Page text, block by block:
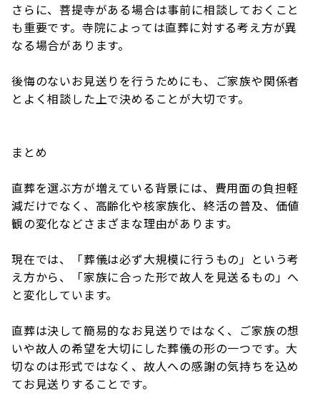
さらに、菩提寺がある場合は事前に相談しておくこと
も重要です。寺院によっては直葬に対する考え方が異
なる場合があります。
後悔のないお見送りを行うためにも、ご家族や関係者
とよく相談した上で決めることが大切です。
まとめ
直葬を選ぶ方が増えている背景には、費用面の負担軽
減だけでなく、高齢化や核家族化、終活の普及、価値
観の変化などさまざまな理由があります。
現在では、「葬儀は必ず大規模に行うもの」という考
え方から、「家族に合った形で故人を見送るもの」へ
と変化しています。
直葬は決して簡易的なお見送りではなく、ご家族の想
いや故人の希望を大切にした葬儀の形の一つです。大
切なのは形式ではなく、故人への感謝の気持ちを込め
てお見送りすることです。